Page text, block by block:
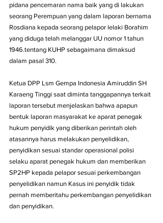
pidana pencemaran nama baik yang di lakukan
seorang Perempuan yang dalam laporan bernama
Rosdiana kepada seorang pelapor lelaki Borahim
yang diduga telah melanggar UU nomor 1 tahun
1946.tentang KUHP sebagaimana dimaksud
dalam pasal 310.
Ketua DPP Lsm Gempa Indonesia Amiruddin SH
Karaeng Tinggi saat diminta tanggapannya terkait
laporan tersebut menjelaskan bahwa apapun
bentuk laporan masyarakat ke aparat penegak
hukum penyidik yang diberikan perintah oleh
atasannya harus melakukan penyelidikan,
penyidikan sesuai standar operasional polisi
selaku aparat penegak hukum dan memberikan
SP2HP kepada pelapor sesuai perkembangan
penyelidikan namun Kasus ini penyidik tidak
pernah memberitahu perkembangan penyelidikan
dan penyidikan.